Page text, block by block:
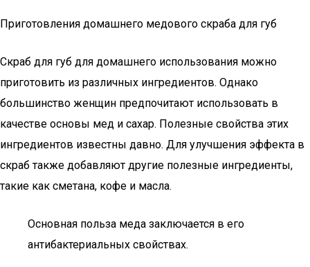
Приготовления домашнего медового скраба для губ
Скраб для губ для домашнего использования можно
приготовить из различных ингредиентов. Однако
большинство женщин предпочитают использовать в
качестве основы мед и сахар. Полезные свойства этих
ингредиентов известны давно. Для улучшения эффекта в
скраб также добавляют другие полезные ингредиенты,
такие как сметана, кофе и масла.
Основная польза меда заключается в его
антибактериальных свойствах.